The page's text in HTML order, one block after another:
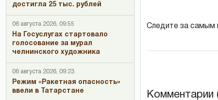
достигла 25 тыс. рублей
06 августа 2026, 09:55
На Госуслугах стартовало
голосование за мурал
челнинского художника
06 августа 2026, 09:23
Режим «Ракетная опасность»
ввели в Татарстане
Следите за самым
Комментарии